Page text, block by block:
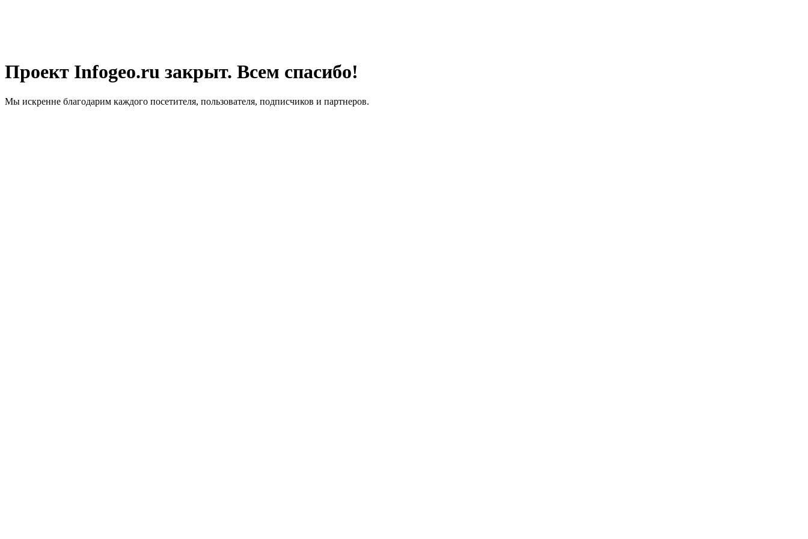
Проект Infogeo.ru закрыт. Всем спасибо!
Мы искренне благодарим каждого посетителя, пользователя, подписчиков и партнеров.